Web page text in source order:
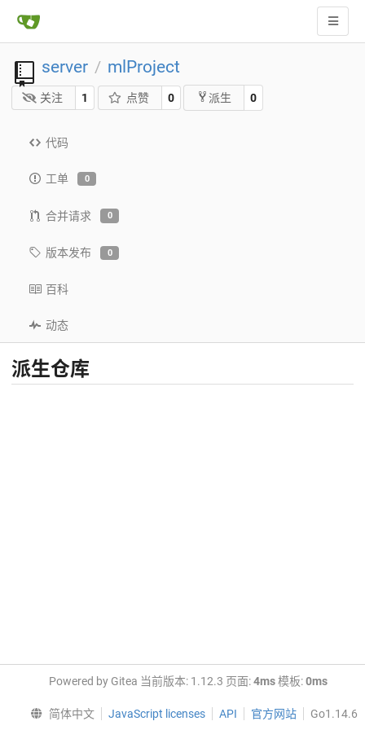
server / mlProject
关注 1 点赞 0 派生 0
代码
工单 0
合并请求 0
版本发布 0
百科
动态
派生仓库
Powered by Gitea 当前版本: 1.12.3 页面:4ms模板:0ms
简体中文 JavaScript licenses API 官方网站 Go1.14.6